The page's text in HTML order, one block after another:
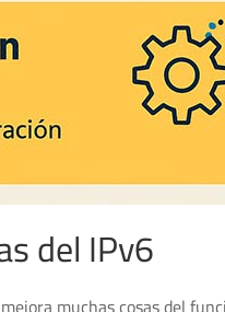
del IPv6